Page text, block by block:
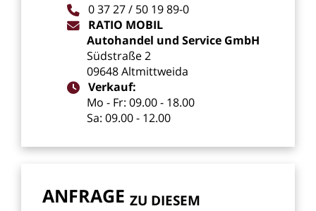
03727/ 50 1989-0
RATIO MOBIL
Autohandel und Service GmbH
Südstraße2
09648Altmittweida
Verkauf:
Mo - Fr: 09.00- 18.00
Sa: 09.00- 12.00
ANFRAGE ZU DIESEM